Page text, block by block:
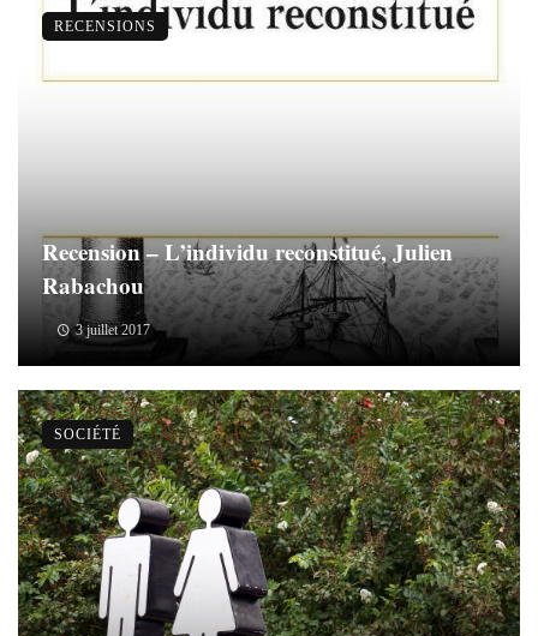
Recension – L’individu reconstitué, Julien
Rabachou
3 juillet 2017
RECENSIONS
SOCIÉTÉ